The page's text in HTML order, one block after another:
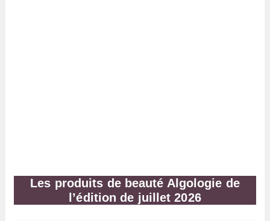
Les produits de beauté Algologie de
l’édition de juillet 2026